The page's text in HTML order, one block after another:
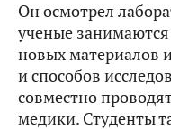
Он осмотрел
ученые
новых материалов
и способов
совместно
медики. Студенты